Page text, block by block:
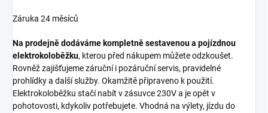
Záruka 24 měsíců
Na prodejně dodáváme kompletně sestavenou a pojízdnou
elektrokoloběžku, kterou před nákupem můžete odzkoušet.
Rovněž zajišťujeme záruční i pozáruční servis, pravidelné
prohlídky a další služby. Okamžitě připraveno k použití.
Elektrokoloběžku stačí nabít v zásuvce 230V a je opět v
pohotovosti, kdykoliv potřebujete. Vhodná na výlety, jízdu do